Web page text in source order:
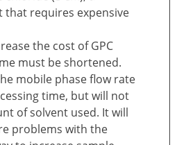
that requires expensive
the cost of GPC
must be shortened.
mobile phase flow rate
time, but will not
of solvent used. It will
problems with the